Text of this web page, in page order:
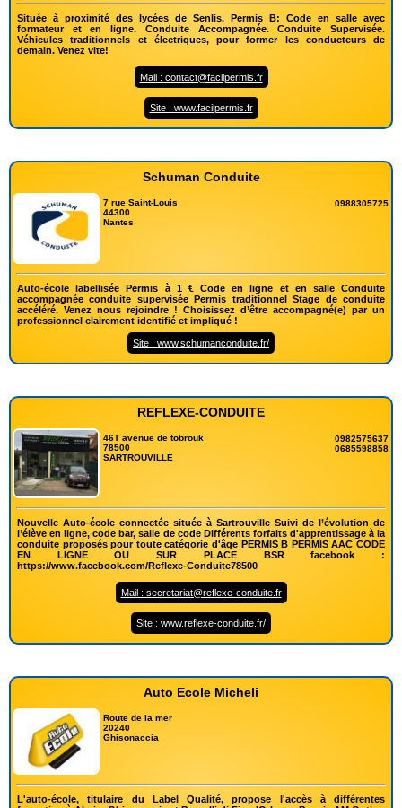
Située à proximité des lycées de Senlis. Permis B: Code en salle avec
formateur et en ligne. Conduite Accompagnée. Conduite Supervisée.
Véhicules traditionnels et électriques, pour former les conducteurs de
demain. Venez vite!
Mail : contact@facilpermis.fr
Site : www.facilpermis.fr
Schuman Conduite
7 rue Saint-Louis
44300
Nantes
0988305725
Auto-école labellisée Permis à 1 € Code en ligne et en salle Conduite
accompagnée conduite supervisée Permis traditionnel Stage de conduite
accéléré. Venez nous rejoindre ! Choisissez d’être accompagné(e) par un
professionnel clairement identifié et impliqué !
Site : www.schumanconduite.fr/
REFLEXE-CONDUITE
46T avenue de tobrouk
78500
SARTROUVILLE
0982575637
0685598858
Nouvelle Auto-école connectée située à Sartrouville Suivi de l’évolution de
l’élève en ligne, code bar, salle de code Différents forfaits d'apprentissage à la
conduite proposés pour toute catégorie d'âge PERMIS B PERMIS AAC CODE
EN LIGNE OU SUR PLACE BSR facebook :
https://www.facebook.com/Reflexe-Conduite78500
Mail : secretariat@reflexe-conduite.fr
Site : www.reflexe-conduite.fr/
Auto Ecole Micheli
Route de la mer
20240
Ghisonaccia
L'auto-école, titulaire du Label Qualité, propose l'accès à différentes